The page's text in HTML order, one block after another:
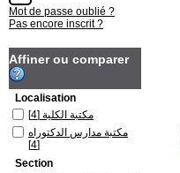
Mot de passe oublié ?
Pas encore inscrit ?
Affiner ou comparer
Localisation
مكتبة الكلية [4]
مكتبة مدارس الدكتوراه
[4]
Section